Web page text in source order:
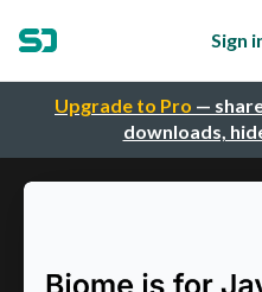
Upgrade to Pro —
downloads,
Sign